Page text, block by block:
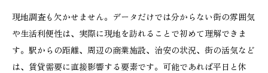
現地調査も欠かせません。データだけでは分からない街の雰囲気
や生活利便性は、実際に現地を訪れることで初めて理解できま
す。駅からの距離、周辺の商業施設、治安の状況、街の活気など
は、賃貸需要に直接影響する要素です。可能であれば平日と休